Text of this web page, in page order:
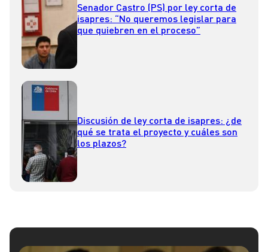
Senador Castro (PS) por ley corta de
isapres: “No queremos legislar para
que quiebren en el proceso”
Discusión de ley corta de isapres: ¿de
qué se trata el proyecto y cuáles son
los plazos?